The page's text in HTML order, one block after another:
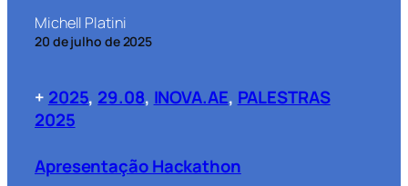
Michell Platini
20 de julho de 2025
+ 2025, 29.08, INOVA.AE, PALESTRAS
2025
Apresentação Hackathon